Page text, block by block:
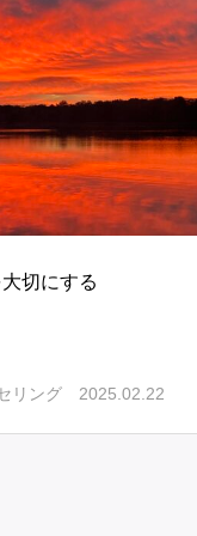
切にする
リング 2025.02.22